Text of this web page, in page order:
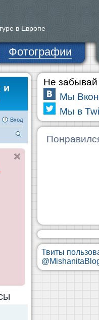
в Европе
Фотографии
и
Вход
ск
Не забывай
Мы
Мы в
Твиты